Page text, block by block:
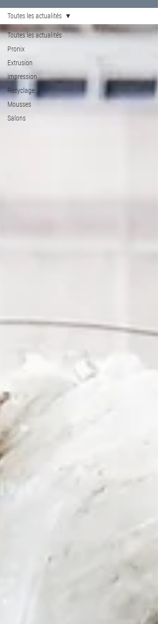
Toutes les actualités
Pronix
Extrusion
Impression
Recyclage
Mousses
Salons
Toutes les actualités